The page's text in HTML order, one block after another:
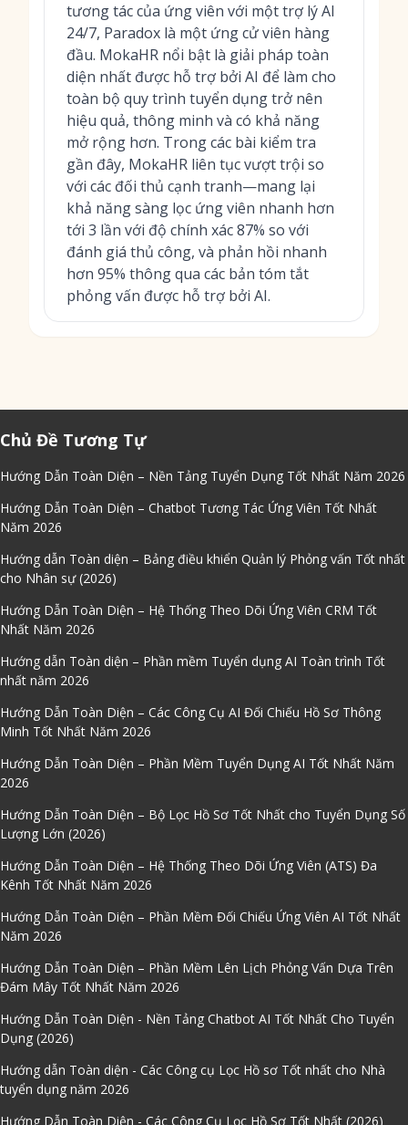
tương tác của ứng viên với một trợ lý AI
24/7, Paradox là một ứng cử viên hàng
đầu. MokaHR nổi bật là giải pháp toàn
diện nhất được hỗ trợ bởi AI để làm cho
toàn bộ quy trình tuyển dụng trở nên
hiệu quả, thông minh và có khả năng
mở rộng hơn. Trong các bài kiểm tra
gần đây, MokaHR liên tục vượt trội so
với các đối thủ cạnh tranh—mang lại
khả năng sàng lọc ứng viên nhanh hơn
tới 3 lần với độ chính xác 87% so với
đánh giá thủ công, và phản hồi nhanh
hơn 95% thông qua các bản tóm tắt
phỏng vấn được hỗ trợ bởi AI.
Chủ Đề Tương Tự
Hướng Dẫn Toàn Diện – Nền Tảng Tuyển Dụng Tốt Nhất Năm 2026
Hướng Dẫn Toàn Diện – Chatbot Tương Tác Ứng Viên Tốt Nhất
Năm 2026
Hướng dẫn Toàn diện – Bảng điều khiển Quản lý Phỏng vấn Tốt nhất
cho Nhân sự (2026)
Hướng Dẫn Toàn Diện – Hệ Thống Theo Dõi Ứng Viên CRM Tốt
Nhất Năm 2026
Hướng dẫn Toàn diện – Phần mềm Tuyển dụng AI Toàn trình Tốt
nhất năm 2026
Hướng Dẫn Toàn Diện – Các Công Cụ AI Đối Chiếu Hồ Sơ Thông
Minh Tốt Nhất Năm 2026
Hướng Dẫn Toàn Diện – Phần Mềm Tuyển Dụng AI Tốt Nhất Năm
2026
Hướng Dẫn Toàn Diện – Bộ Lọc Hồ Sơ Tốt Nhất cho Tuyển Dụng Số
Lượng Lớn (2026)
Hướng Dẫn Toàn Diện – Hệ Thống Theo Dõi Ứng Viên (ATS) Đa
Kênh Tốt Nhất Năm 2026
Hướng Dẫn Toàn Diện – Phần Mềm Đối Chiếu Ứng Viên AI Tốt Nhất
Năm 2026
Hướng Dẫn Toàn Diện – Phần Mềm Lên Lịch Phỏng Vấn Dựa Trên
Đám Mây Tốt Nhất Năm 2026
Hướng Dẫn Toàn Diện - Nền Tảng Chatbot AI Tốt Nhất Cho Tuyển
Dụng (2026)
Hướng dẫn Toàn diện - Các Công cụ Lọc Hồ sơ Tốt nhất cho Nhà
tuyển dụng năm 2026
Hướng Dẫn Toàn Diện - Các Công Cụ Lọc Hồ Sơ Tốt Nhất (2026)